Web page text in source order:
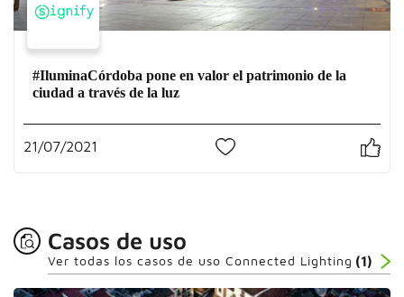
#IluminaCórdoba pone en valor el patrimonio de la
ciudad a través de la luz
21/07/2021
Casos de uso
Ver todas los casos de uso Connected Lighting (1)